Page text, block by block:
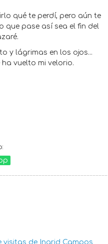
qué te perdí, pero aún te
que pase así sea el fin del
y lágrimas en los ojos...
vuelto mi velorio.
visitas de Ingrid Campos